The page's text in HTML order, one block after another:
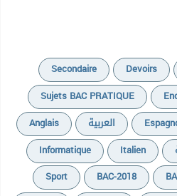
Secondaire Devoirs
Sujets BAC PRATIQUE
Anglais
العربية
Informatique
Italien
Sport
BAC-2018